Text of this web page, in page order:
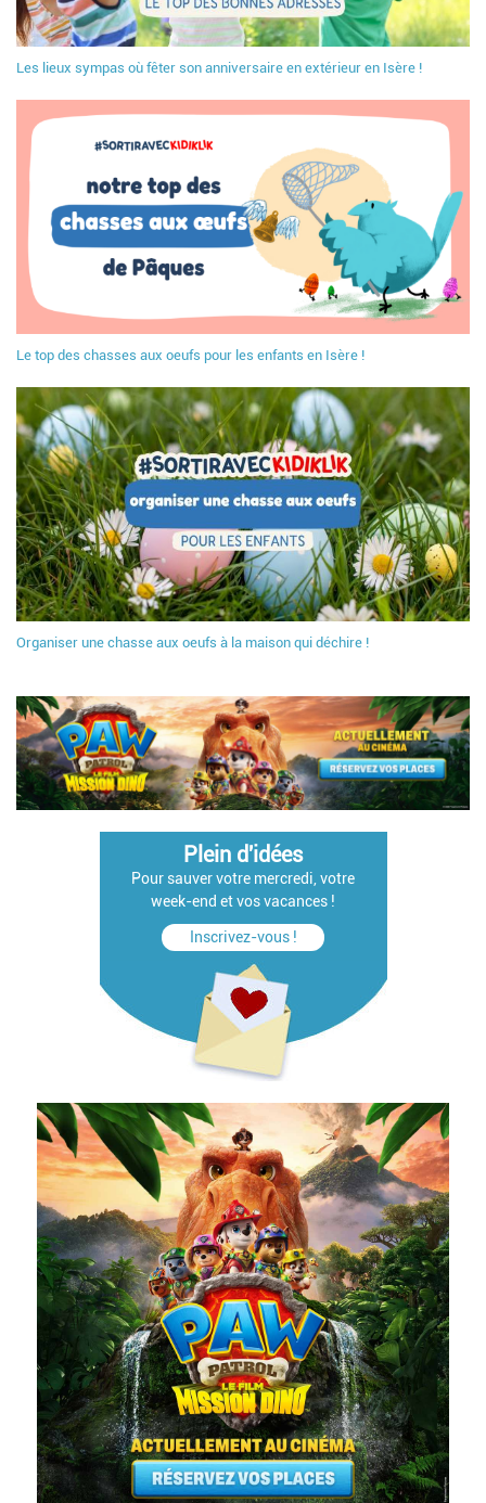
Les lieux sympas où fêter son anniversaire en extérieur en Isère !
Le top des chasses aux oeufs pour les enfants en Isère !
Organiser une chasse aux oeufs à la maison qui déchire !
Plein d'idées
Pour sauver votre mercredi, votre
week-end et vos vacances !
Inscrivez-vous !